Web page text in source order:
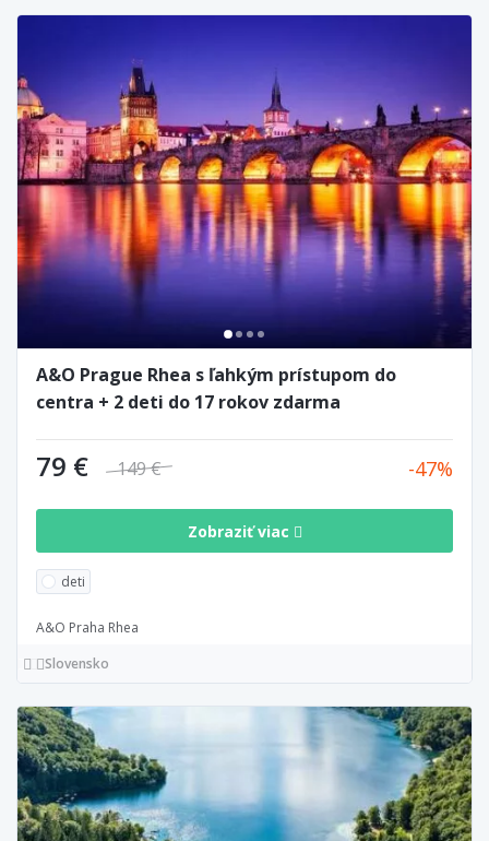
A&O Prague Rhea s ľahkým prístupom do
centra + 2 deti do 17 rokov zdarma
79 € 149 € 47
Zobraziť viac
deti
A&O Praha Rhea
Slovensko